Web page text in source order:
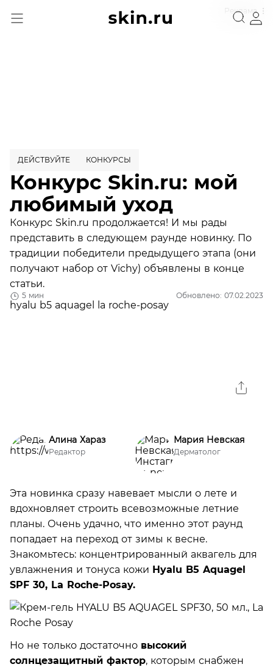
Реклама
5 мин Обновлено: 07.02.2023
ДЕЙСТВУЙТЕ КОНКУРСЫ
Конкурс Skin.ru: мой
любимый уход
Конкурс Skin.ru продолжается! И мы рады
представить в следующем раунде новинку. По
традиции победители предыдущего этапа (они
получают набор от Vichy) объявлены в конце
статьи.
Алина Хараз
Редактор
Мария Невская
Дерматолог
Эта новинка сразу навевает мысли о лете и
вдохновляет строить всевозможные летние
планы. Очень удачно, что именно этот раунд
попадает на переход от зимы к весне.
Знакомьтесь: концентрированный аквагель для
увлажнения и тонуса кожи Hyalu B5 Aquagel
SPF 30, La Roche-Posay.
Но не только достаточно высокий
солнцезащитный фактор, которым снабжен